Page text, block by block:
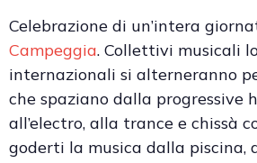
Celebrazione di un’intera
Campeggia. Collettivi musicali
internazionali si alterneranno
che spaziano dalla progressive
all’electro, alla trance e chissà
goderti la musica dalla piscina,